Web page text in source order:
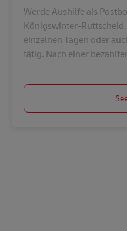
Werde Aushilfe als
Königswinter-
einzelnen Tagen oder
tätig. Nach einer